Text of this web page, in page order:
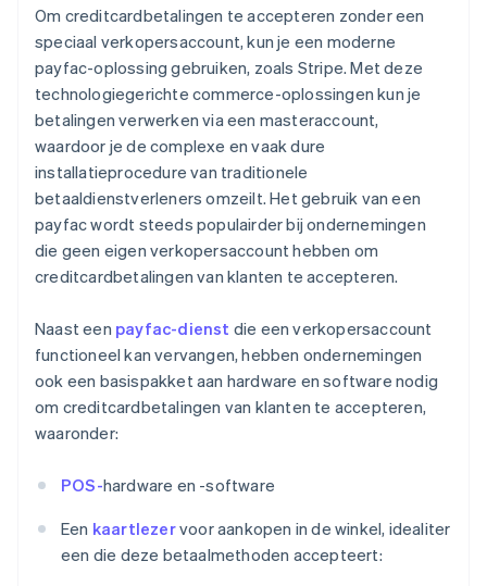
Om creditcardbetalingen te accepteren zonder een
speciaal verkopersaccount, kun je een moderne
payfac-oplossing gebruiken, zoals Stripe. Met deze
technologiegerichte commerce-oplossingen kun je
betalingen verwerken via een masteraccount,
waardoor je de complexe en vaak dure
installatieprocedure van traditionele
betaaldienstverleners omzeilt. Het gebruik van een
payfac wordt steeds populairder bij ondernemingen
die geen eigen verkopersaccount hebben om
creditcardbetalingen van klanten te accepteren.
Naast een payfac-dienst die een verkopersaccount
functioneel kan vervangen, hebben ondernemingen
ook een basispakket aan hardware en software nodig
om creditcardbetalingen van klanten te accepteren,
waaronder:
POS-hardware en -software
Een kaartlezervoor aankopen in de winkel, idealiter
een die deze betaalmethoden accepteert: